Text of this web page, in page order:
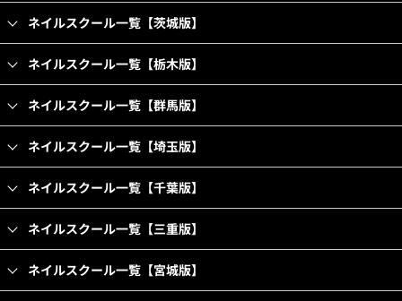
ネイルスクール一覧【茨城版】
ネイルスクール一覧【栃木版】
ネイルスクール一覧【群馬版】
ネイルスクール一覧【埼玉版】
ネイルスクール一覧【千葉版】
ネイルスクール一覧【三重版】
ネイルスクール一覧【宮城版】